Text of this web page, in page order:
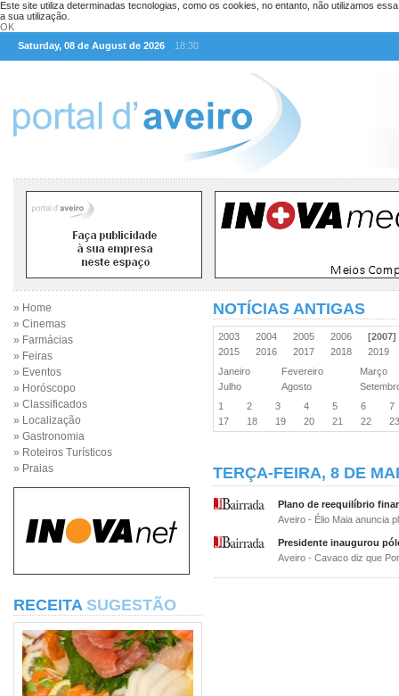
Este site utiliza determinadas tecnologias, como os cookies, no entanto, não utilizamos
a sua utilização.
OK
Saturday, 08 de August de 2026
18:30
» Home
» Cinemas
» Farmácias
» Feiras
» Eventos
» Horóscopo
» Classificados
» Localização
» Gastronomia
» Roteiros Turísticos
» Praias
RECEITA SUGESTÃO
NOTÍCIAS ANTIGAS
2003 2004 2005 2006
[2007]
2015
2016 2017 2018
2019
Janeiro
Fevereiro
Março
Julho
Agosto
1
2 3 4 5 6
7
17
18 19 20 21 22
TERÇA-FEIRA, 8 DE
Plano de reequilíbrio
Aveiro - Élio Maia anuncia
Presidente inaugurou
Aveiro - Cavaco diz que